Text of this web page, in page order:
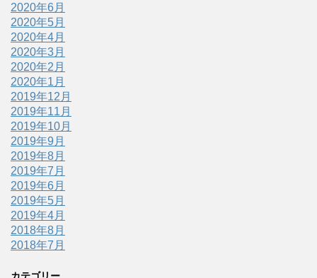
2020年6月
2020年5月
2020年4月
2020年3月
2020年2月
2020年1月
2019年12月
2019年11月
2019年10月
2019年9月
2019年8月
2019年7月
2019年6月
2019年5月
2019年4月
2018年8月
2018年7月